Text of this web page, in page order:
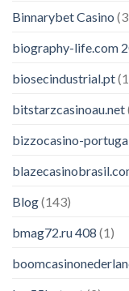
Binnarybet Casino
biography-life.com
biosecindustrial.pt
bitstarzcasinoau.net
bizzocasino-
Blog(143)
bmag72.ru 408 (1)